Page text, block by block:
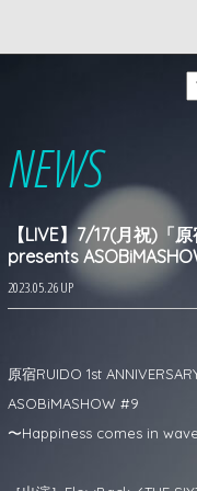
NEWS
【LIVE】7/17(月祝)「
presents
2023.05.26 UP
原宿RUIDO 1st
ASOBiMASHOW #9
〜Happiness comes in